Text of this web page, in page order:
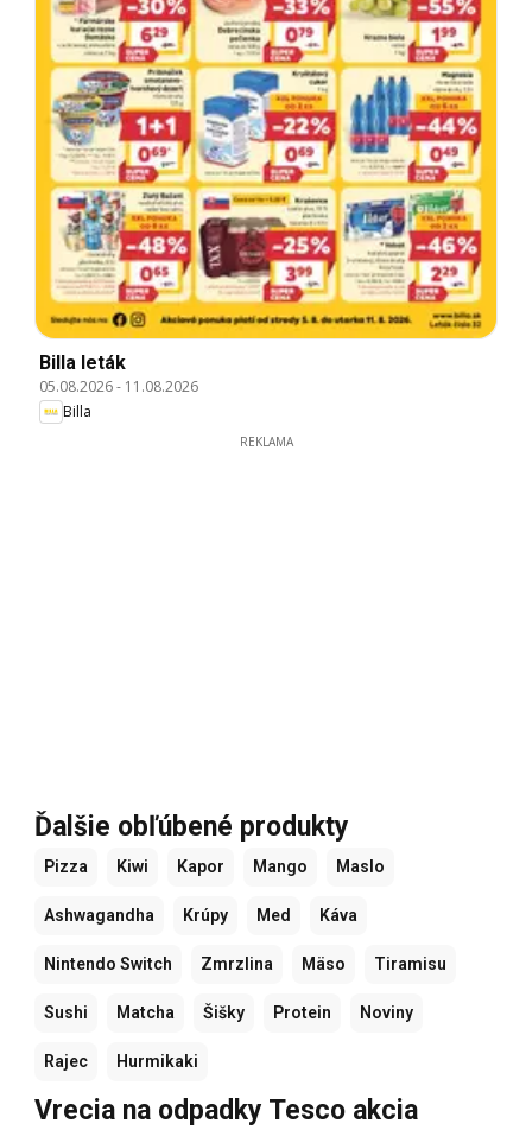
Billa leták
05.08.2026- 11.08.2026
Billa
REKLAMA
Ďalšie obľúbené produkty
Pizza Kiwi Kapor Mango Maslo
Ashwagandha Krúpy Med Káva
Nintendo Switch Zmrzlina Mäso Tiramisu
Sushi Matcha Šišky Protein Noviny
Rajec Hurmikaki
Vrecia na odpadky Tesco akcia